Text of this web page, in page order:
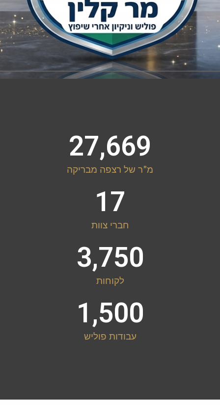
27,669
מ"ר של רצפה מבריקה
17
חברי צוות
3,750
לקוחות
1,500
עבודות פוליש